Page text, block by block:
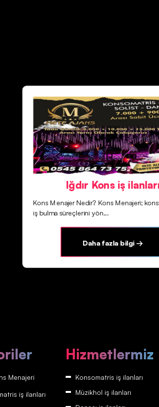
Iğdır Kons iş
Kons Menajer Nedir? Kons Menajeri; kons
iş bulma süreçlerini yön...
Daha fazla bilgi →
Menajeri
iş ilanları
Hizmetlermiz
Konsomatris iş ilanları
Müzikhol iş ilanları